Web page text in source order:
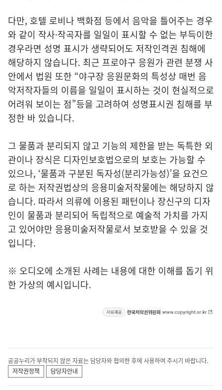
다만, 호텔 로비나 백화점 등에서 음악을 틀어주는 경우
와 같이 작사·작곡자를 일일이 표시할 수 없는 부득이한
경우라면 성명 표시가 생략되어도 저작인격권 침해에
해당하지 않습니다. 최근 프로야구 응원가 관련 분쟁 사
안에서 법원 또한 “야구장 응원문화의 특성상 매번 음
악저작자들의 이름을 일일이 표시하는 것이 현실적으로
어려워 보이는 점”등을 고려하여 성명표시권 침해를 부
정한 바 있습니다.
그 물품과 분리되지 않고 기능의 제한을 받는 독특한 외
관이나 장식은 디자인보호법으로의 보호는 가능할 수
있으나, ‘물품과 구분된 독자성(분리가능성)’을 요건으
로 하는 저작권법상의 응용미술저작물에는 해당하지 않
습니다. 따라서 의류에 이용된 패턴이나 장신구의 디자
인이 물품과 분리되어 독립적으로 예술적 가치를 가지
고 있어야만 응용미술저작물로서 보호받을 수 있을 것
입니다.
※ 오디오에 소개된 사례는 내용에 대한 이해를 돕기 위
한 가상의 예시입니다.
공공누리가 부착되지 않은 자료는 담당자와 협의한 후에 사용하여 주시기 바랍니다.
저작권정책
담당자안내